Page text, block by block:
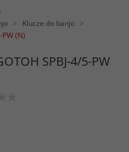
Klucze do banjo
(N)
SPBJ-4/5-PW